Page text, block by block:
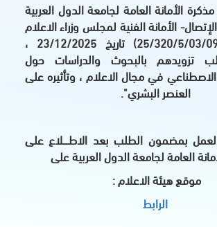
الأمانة العامة لجامعة الدول العربية
الأمانة الفنية لمجلس وزراء الاعلام
العرب) رقم (25/320/5/03/09) تاريخ 23/12/2025 ،
تزويدهم بالبحوث والدراسات حول
في مجال الاعلام ، وتأثيره على
العنصر البشري".
بمضمون الطلب بعد الاطــــلاع على
العامة لجامعة الدول العربية على
موقع هيئة الاعلام :
الرابط